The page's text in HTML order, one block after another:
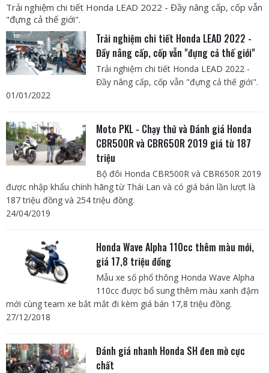
Trải nghiệm chi tiết Honda LEAD 2022 - Đầy nâng cấp, cốp vẫn
"đựng cả thế giới".
Trải nghiệm chi tiết Honda LEAD 2022 -
Đầy nâng cấp, cốp vẫn "đựng cả thế giới"
Trải nghiệm chi tiết Honda LEAD 2022 -
Đầy nâng cấp, cốp vẫn "đựng cả thế giới".
01/01/2022
Moto PKL - Chạy thử và Đánh giá Honda
CBR500R và CBR650R 2019 giá từ 187
triệu
Bộ đôi Honda CBR500R và CBR650R 2019
được nhập khẩu chính hãng từ Thái Lan và có giá bán lần lượt là
187 triệu đồng và 254 triệu đồng.
24/04/2019
Honda Wave Alpha 110cc thêm màu mới,
giá 17,8 triệu đồng
Mẫu xe số phổ thông Honda Wave Alpha
110cc được bổ sung thêm màu xanh đậm
mới cùng team xe bắt mắt đi kèm giá bán 17,8 triệu đồng.
27/12/2018
Đánh giá nhanh Honda SH đen mờ cực
chất